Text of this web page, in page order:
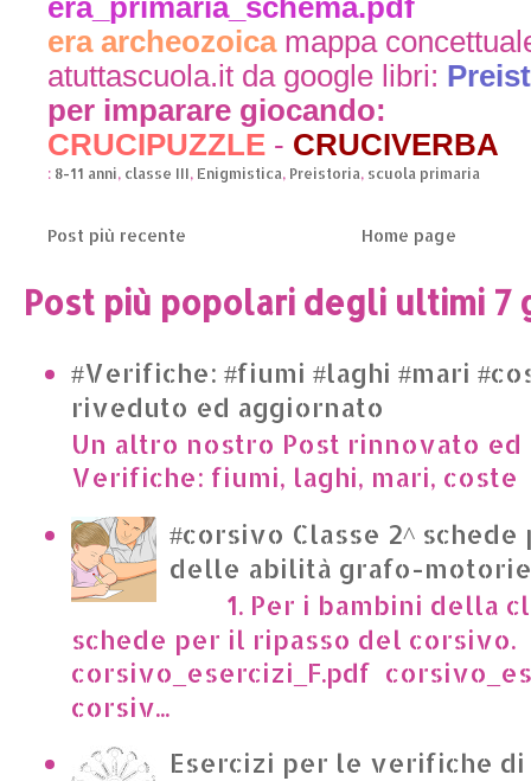
era archeozoica mappa
atuttascuola.it da google libri:
per imparare giocando:
CRUCIPUZZLE - CRUCIVERBA
: 8-11 anni, classe III, Enigmistica, Preistoria, scuola primaria
Post più recente Home page
Post più popolari degli ultimi 7
#Verifiche: #fiumi #laghi #mari
riveduto ed aggiornato
Un altro nostro Post rinnovato
Verifiche: fiumi, laghi, mari, coste
#corsivo Classe 2^
delle abilità grafo-motorie
1. Per i bambini della
schede per il ripasso del corsivo.
corsivo_esercizi_F.pdf
corsiv...
Esercizi per le verifiche